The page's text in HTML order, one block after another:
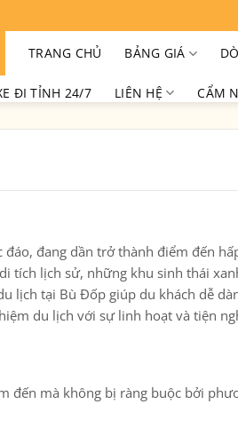
TRANG CHỦ BẢNG GIÁ
ĐI TỈNH 24/7 LIÊN HỆ CẨM
đang dần trở thành điểm đến
tích lịch sử, những khu sinh thái
lịch tại Bù Đốp giúp du khách dễ
du lịch với sự linh hoạt và tiện
đến mà không bị ràng buộc bởi